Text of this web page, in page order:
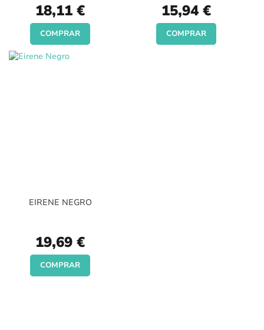
18,11 €
COMPRAR
15,94 €
COMPRAR
EIRENE NEGRO
19,69 €
COMPRAR